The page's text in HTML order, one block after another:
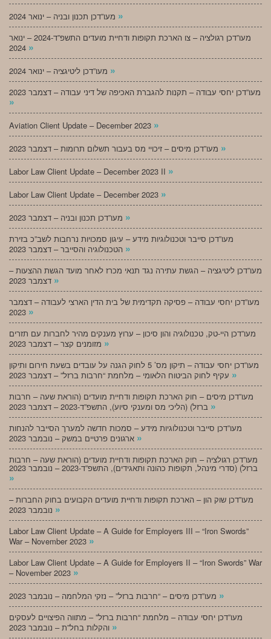
»
מעו”דכן רגולציה – צו הארכת תקופות ודחיית מועדים התשפ”ד-2024 – ינואר
»
»
מעו”דכן יחסי עבודה – תקנות להגברת האכיפה של דיני עבודה – דצמבר 2023
»
Aviation Client Update – December 2023 »
»
Labor Law Client Update – December 2023 II »
Labor Law Client Update – December 2023 »
»
מעו”דכן סייבר וטכנולוגיות מידע – עיגון סמכויות נרחבות לשב”כ בזירת
»
מעו”דכן ליטיגציה – הגשת עתירה נגד תנאי מכרז לאחר מועד הגשת ההצעות –
»
מעו”דכן יחסי עבודה – פסיקה תקדימית של בית הדין הארצי לעבודה – דצמבר
»
מעו”דכן היי-טק, טכנולוגיה והון סיכון – ערוץ מענקים מהיר לחברות עם תזרים
»
מעו”דכן יחסי עבודה – תיקון מס’ 5 לחוק הגנה על עובדים בשעת חירום ותיקון
»
מעו”דכן מיסים – חוק הארכת תקופות ודחיית מועדים (הוראת שעה – חרבות
»
מעו”דכן סייבר וטכנולוגיות מידע – סמכות חדשה למערך הסייבר להנחות
»
מעו”דכן רגולציה – חוק הארכת תקופות ודחיית מועדים (הוראת שעה – חרבות
ברזל) (סדרי מינהל, תקופות כהונה ותאגידים), התשפ”ד-2023 – נובמבר 2023
»
מעו”דכן שוק הון – הארכת תקופות ודחיית מועדים הקבועים בחוק החברות –
»
Labor Law Client Update – A Guide for Employers III – “Iron Swords”
War – November 2023 »
Labor Law Client Update – A Guide for Employers II – “Iron Swords” War
– November 2023 »
»
מעו”דכן יחסי עבודה – מלחמת “חרבות ברזל” – מתווה הפיצויים לעסקים
»